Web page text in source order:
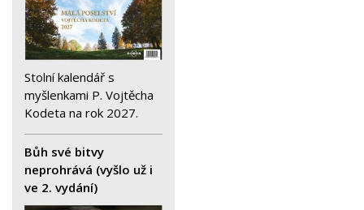
Stolní kalendář s
myšlenkami P. Vojtěcha
Kodeta na rok 2027.
Bůh své bitvy
neprohrává (vyšlo už i
ve 2. vydání)